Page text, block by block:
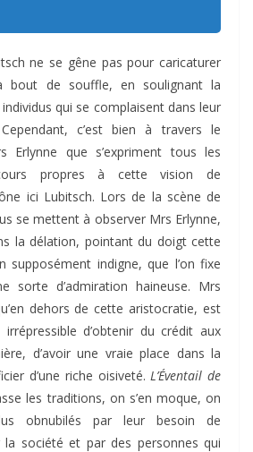
ne se gêne pas pour caricaturer
bout de souffle, en soulignant la
qui se complaisent dans leur
c’est bien à travers le
Erlynne que s’expriment tous les
propres à cette vision de
ici Lubitsch. Lors de la scène de
se mettent à observer Mrs Erlynne,
la délation, pointant du doigt cette
supposément indigne, que l’on fixe
sorte d’admiration haineuse. Mrs
dehors de cette aristocratie, est
irrépressible d’obtenir du crédit aux
d’avoir une vraie place dans la
d’une riche oisiveté.L’Éventail de
les traditions, on s’en moque, on
obnubilés par leur besoin de
la société et par des personnes qui